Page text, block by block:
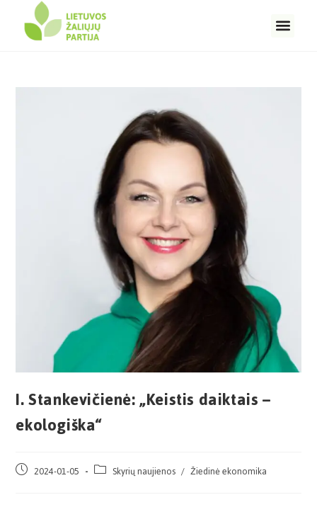
I. Stankevičienė: „Keistis daiktais –
ekologiška“
2024-01-05 Skyrių naujienos / Žiedinė ekonomika